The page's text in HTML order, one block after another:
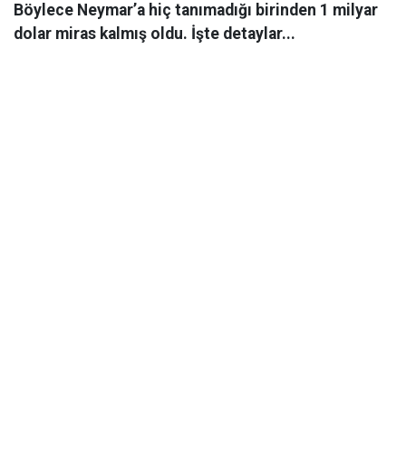
Böylece Neymar’a hiç tanımadığı birinden 1 milyar
dolar miras kalmış oldu. İşte detaylar...